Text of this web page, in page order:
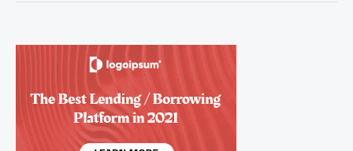
empregos